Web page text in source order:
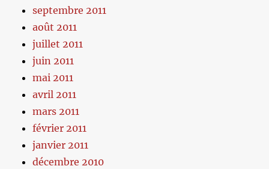
septembre 2011
août 2011
juillet 2011
juin 2011
mai 2011
avril 2011
mars 2011
février 2011
janvier 2011
décembre 2010